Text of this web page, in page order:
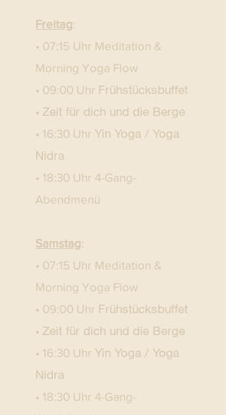
Freitag:
• 07:15 Uhr Meditation &
Morning Yoga Flow
• 09:00 Uhr Frühstücksbuffet
• Zeit für dich und die Berge
• 16:30 Uhr Yin Yoga / Yoga
Nidra
• 18:30 Uhr 4-Gang-
Abendmenü
Samstag:
• 07:15 Uhr Meditation &
Morning Yoga Flow
• 09:00 Uhr Frühstücksbuffet
• Zeit für dich und die Berge
• 16:30 Uhr Yin Yoga / Yoga
Nidra
• 18:30 Uhr 4-Gang-